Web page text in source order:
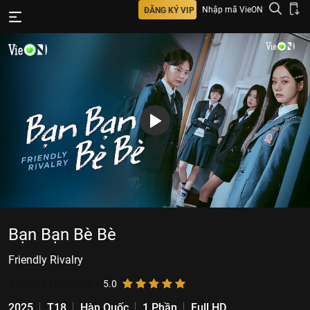
ĐĂNG KÝ VIP Nhập mã VieON
Bạn Bạn Bè Bè
Friendly Rivalry
5.0